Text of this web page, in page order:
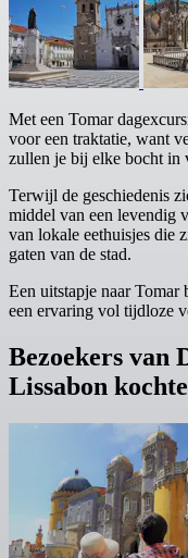
Met een Tomar
voor een traktatie, want
zullen je bij elke bocht in
Terwijl de geschiedenis
middel van een levendig
van lokale eethuisjes die
gaten van de stad.
Een uitstapje naar Tomar
een ervaring vol tijdloze
Bezoekers van
Lissabon